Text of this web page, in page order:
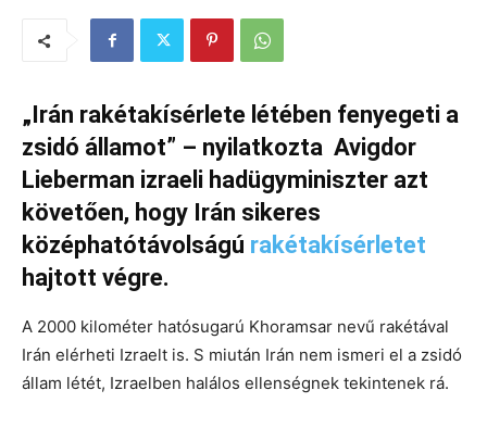
„Irán rakétakísérlete létében fenyegeti a
zsidó államot” – nyilatkozta Avigdor
Lieberman izraeli hadügyminiszter azt
követően, hogy Irán sikeres
középhatótávolságú rakétakísérletet
hajtott végre.
A 2000 kilométer hatósugarú Khoramsar nevű rakétával
Irán elérheti Izraelt is. S miután Irán nem ismeri el a zsidó
állam létét, Izraelben halálos ellenségnek tekintenek rá.